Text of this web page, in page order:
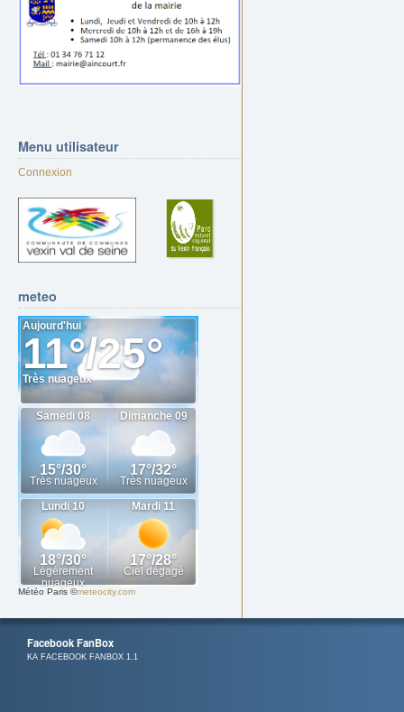
Menu utilisateur
Connexion
meteo
Météo Paris ©meteocity.com
Facebook FanBox
KA FACEBOOK FANBOX 1.1